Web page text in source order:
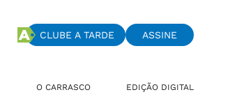
CLUBE A TARDE ASSINE
O CARRASCO EDIÇÃO DIGITAL